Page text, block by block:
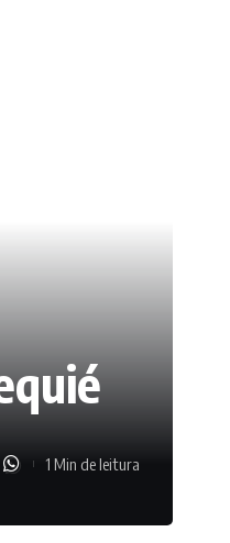
1 Min de leitura